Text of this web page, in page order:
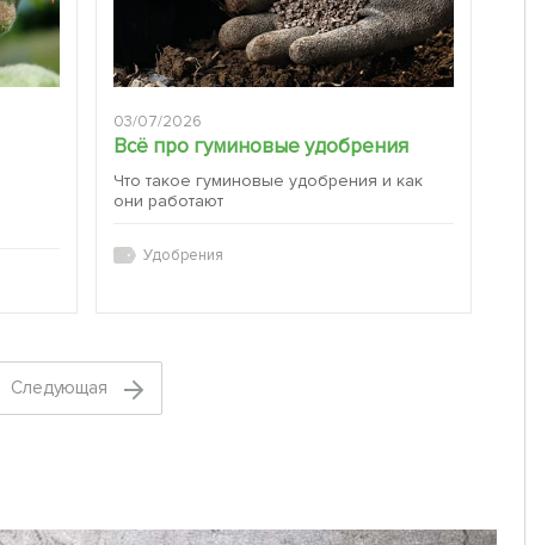
03/07/2026
Всё про гуминовые удобрения
Что такое гуминовые удобрения и как
они работают
Удобрения
Cледующая